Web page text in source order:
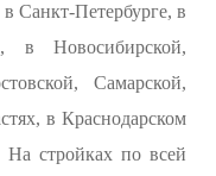
Санкт-Петербурге, в
в Новосибирской,
Самарской,
в Краснодарском
На стройках по всей